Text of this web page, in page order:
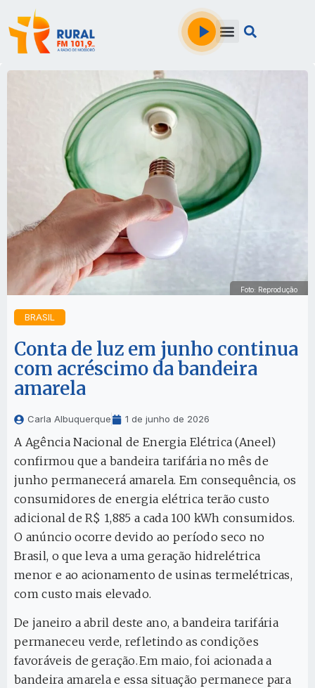
Foto: Reprodução
BRASIL
Conta de luz em junho continua
com acréscimo da bandeira
amarela
Carla Albuquerque 1 de junho de 2026
A Agência Nacional de Energia Elétrica (Aneel)
confirmou que a bandeira tarifária no mês de
junho permanecerá amarela. Em consequência, os
consumidores de energia elétrica terão custo
adicional de R$ 1,885 a cada 100 kWh consumidos.
O anúncio ocorre devido ao período seco no
Brasil, o que leva a uma geração hidrelétrica
menor e ao acionamento de usinas termelétricas,
com custo mais elevado.
De janeiro a abril deste ano, a bandeira tarifária
permaneceu verde, refletindo as condições
favoráveis de geração. Em maio, foi acionada a
bandeira amarela e essa situação permanece para